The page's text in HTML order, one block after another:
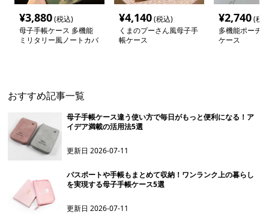
¥3,880(税込)
母子手帳ケース 多機能
ミリタリー風ノートカバ
¥4,140(税込)
くまのプーさん風母子手
帳ケース
¥2,740(税
多機能ポーチ
ケース
おすすめ記事一覧
母子手帳ケース違う使い方で毎日がもっと便利になる！ア
イデア満載の活用法5選
更新日2026-07-11
パスポートや手帳もまとめて収納！ワンランク上の暮らし
を実現する母子手帳ケース5選
更新日2026-07-11